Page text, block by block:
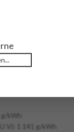
kWh
V): 1 141 g/kWh